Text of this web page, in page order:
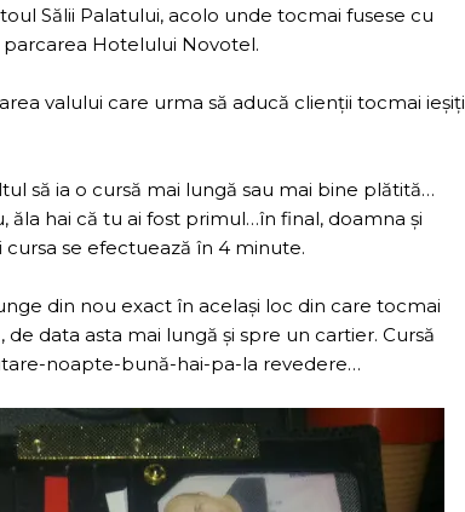
Sălii Palatului, acolo unde tocmai fusese cu
Hotelului Novotel.
valului care urma să aducă clienții tocmai ieșiți
să ia o cursă mai lungă sau mai bine plătită…
ăla hai că tu ai fost primul…în final, doamna și
se efectuează în 4 minute.
din nou exact în același loc din care tocmai
de data asta mai lungă și spre un cartier. Cursă
noapte-bună-hai-pa-la revedere…